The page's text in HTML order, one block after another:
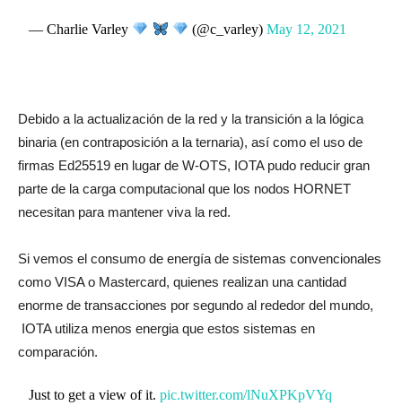
— Charlie Varley (@c_varley) May 12, 2021
Debido a la actualización de la red y la transición a la lógica
binaria (en contraposición a la ternaria), así como el uso de
firmas Ed25519 en lugar de W-OTS, IOTA pudo reducir gran
parte de la carga computacional que los nodos HORNET
necesitan para mantener viva la red.
Si vemos el consumo de energía de sistemas convencionales
como VISA o Mastercard, quienes realizan una cantidad
enorme de transacciones por segundo al rededor del mundo,
IOTA utiliza menos energia que estos sistemas en
comparación.
Just to get a view of it.pic.twitter.com/lNuXPKpVYq